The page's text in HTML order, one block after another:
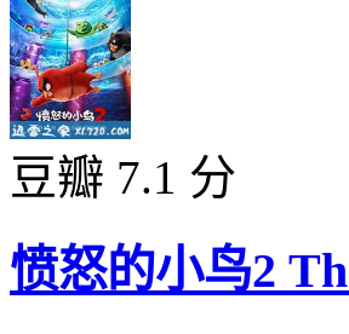
豆瓣 7.1 分
愤怒的小鸟2